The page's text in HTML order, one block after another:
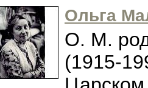
Ольга
О. М.
(1915-